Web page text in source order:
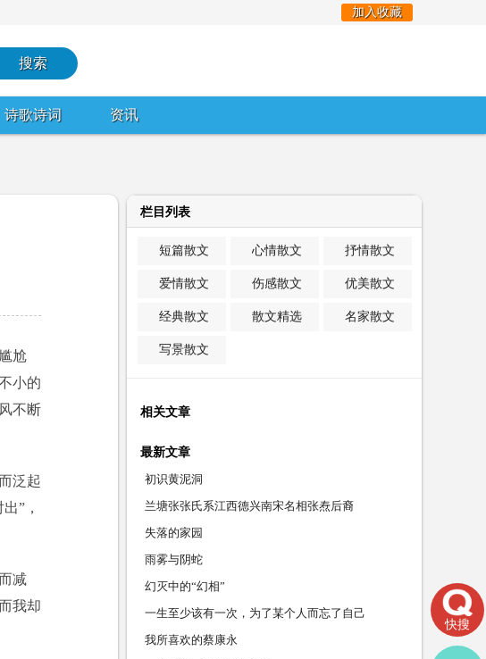
加入收藏
诗歌诗词 资讯
尬
小的
不断
泛起
”，
减
我却
栏目列表
短篇散文 心情散文 抒情散文
爱情散文 伤感散文 优美散文
经典散文 散文精选 名家散文
写景散文
相关文章
最新文章
初识黄泥洞
兰塘张张氏系江西德兴南宋名相张焘后裔
失落的家园
雨雾与阴蛇
幻灭中的“幻相”
一生至少该有一次，为了某个人而忘了自己
我所喜欢的蔡康永
快搜